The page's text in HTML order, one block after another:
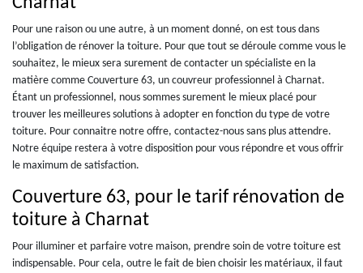
Pour une raison ou une autre, à un moment donné, on est tous dans
l’obligation de rénover la toiture. Pour que tout se déroule comme vous le
souhaitez, le mieux sera surement de contacter un spécialiste en la
matière comme Couverture 63, un couvreur professionnel à Charnat.
Étant un professionnel, nous sommes surement le mieux placé pour
trouver les meilleures solutions à adopter en fonction du type de votre
toiture. Pour connaitre notre offre, contactez-nous sans plus attendre.
Notre équipe restera à votre disposition pour vous répondre et vous offrir
le maximum de satisfaction.
Couverture 63, pour le tarif rénovation de
toiture à Charnat
Pour illuminer et parfaire votre maison, prendre soin de votre toiture est
indispensable. Pour cela, outre le fait de bien choisir les matériaux, il faut